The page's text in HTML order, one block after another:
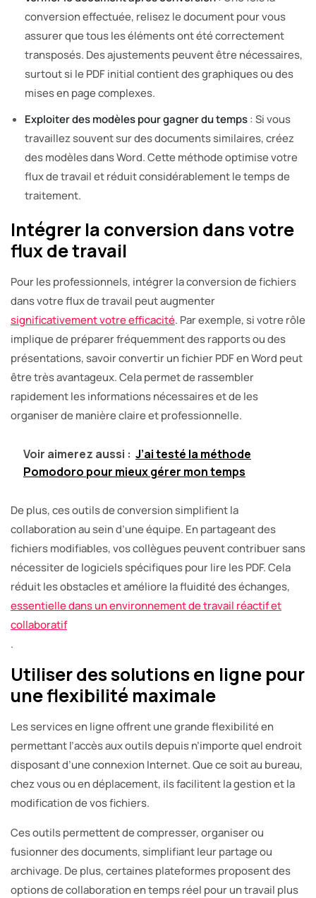
conversion effectuée, relisez le document pour vous
assurer que tous les éléments ont été correctement
transposés. Des ajustements peuvent être nécessaires,
surtout si le PDF initial contient des graphiques ou des
mises en page complexes.
Exploiter des modèles pour gagner du temps: Si vous
travaillez souvent sur des documents similaires, créez
des modèles dans Word. Cette méthode optimise votre
flux de travail et réduit considérablement le temps de
traitement.
Intégrer la conversion dans votre
flux de travail
Pour les professionnels, intégrer la conversion de fichiers
dans votre flux de travail peut augmenter
significativement votre efficacité. Par exemple, si votre rôle
implique de préparer fréquemment des rapports ou des
présentations, savoir convertir un fichier PDF en Word peut
être très avantageux. Cela permet de rassembler
rapidement les informations nécessaires et de les
organiser de manière claire et professionnelle.
Voir aimerez aussi : J’ai testé la méthode
Pomodoro pour mieux gérer mon temps
De plus, ces outils de conversion simplifient la
collaboration au sein d’une équipe. En partageant des
fichiers modifiables, vos collègues peuvent contribuer sans
nécessiter de logiciels spécifiques pour lire les PDF. Cela
réduit les obstacles et améliore la fluidité des échanges,
essentielle dans un environnement de travail réactif et
collaboratif
.
Utiliser des solutions en ligne pour
une flexibilité maximale
Les services en ligne offrent une grande flexibilité en
permettant l’accès aux outils depuis n’importe quel endroit
disposant d’une connexion Internet. Que ce soit au bureau,
chez vous ou en déplacement, ils facilitent la gestion et la
modification de vos fichiers.
Ces outils permettent de compresser, organiser ou
fusionner des documents, simplifiant leur partage ou
archivage. De plus, certaines plateformes proposent des
options de collaboration en temps réel pour un travail plus